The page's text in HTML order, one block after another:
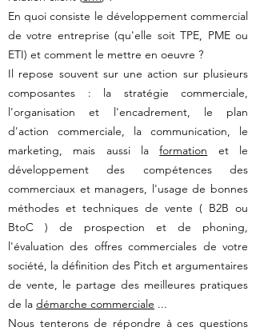
En quoi consiste le développement commercial
de votre entreprise (qu'elle soit TPE, PME ou
ETI) et comment le mettre en oeuvre ?
Il repose souvent sur une action sur plusieurs
composantes : la stratégie commerciale,
l'organisation et l'encadrement, le plan
d'action commerciale, la communication, le
marketing, mais aussi laformation et le
développement des compétences des
commerciaux et managers, l'usage de bonnes
méthodes et techniques de vente ( B2B ou
BtoC ) de prospection et de phoning,
l'évaluation des offres commerciales de votre
société, la définition des Pitch et argumentaires
de vente, le partage des meilleures pratiques
de la démarche commerciale ...
Nous tenterons de répondre à ces questions